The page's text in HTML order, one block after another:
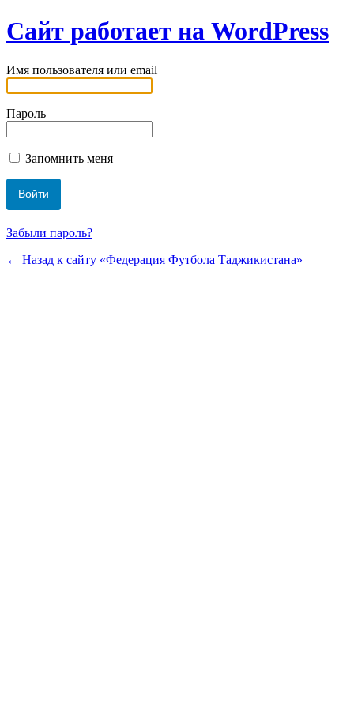
Сайт работает на WordPress
Имя пользователя или email
Пароль
Запомнить меня
Забыли пароль?
← Назад к сайту «Федерация Футбола Таджикистана»